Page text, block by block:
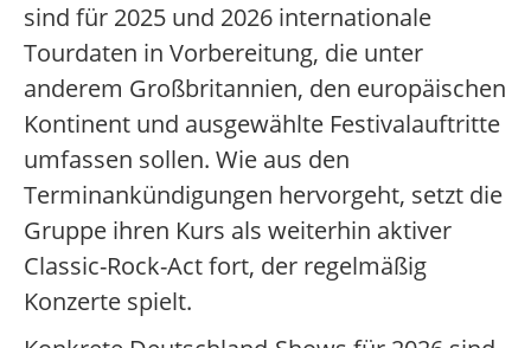
sind für 2025 und 2026 internationale
Tourdaten in Vorbereitung, die unter
anderem Großbritannien, den europäischen
Kontinent und ausgewählte Festivalauftritte
umfassen sollen. Wie aus den
Terminankündigungen hervorgeht, setzt die
Gruppe ihren Kurs als weiterhin aktiver
Classic-Rock-Act fort, der regelmäßig
Konzerte spielt.